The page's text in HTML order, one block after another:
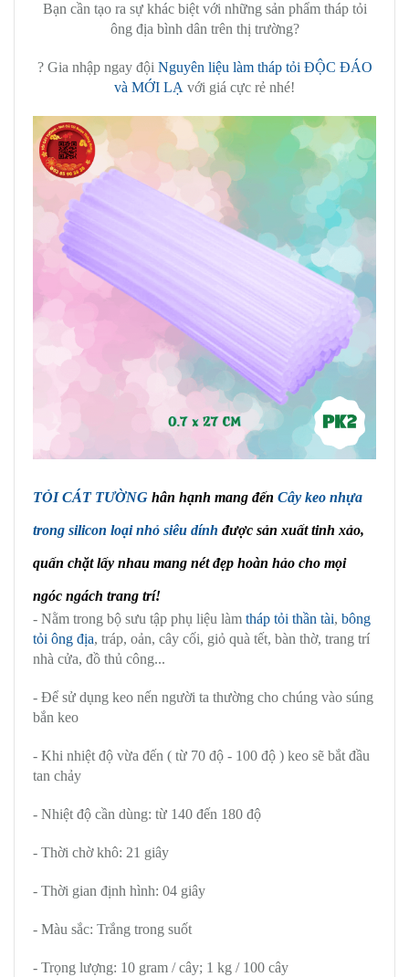
Bạn cần tạo ra sự khác biệt với những sản phẩm tháp tỏi
ông địa bình dân trên thị trường?
? Gia nhập ngay đội Nguyên liệu làm tháp tỏi ĐỘC ĐÁO
và MỚI LẠ với giá cực rẻ nhé!
TỎI CÁT TƯỜNG hân hạnh mang đến Cây keo nhựa
trong silicon loại nhỏ siêu dính được sản xuất tinh xảo,
quấn chặt lấy nhau mang nét đẹp hoàn hảo cho mọi
ngóc ngách trang trí!
- Nằm trong bộ sưu tập phụ liệu làm tháp tỏi thần tài, bông
tỏi ông địa, tráp, oản, cây cối, giỏ quà tết, bàn thờ, trang trí
nhà cửa, đồ thủ công...
- Để sử dụng keo nến người ta thường cho chúng vào súng
bắn keo
- Khi nhiệt độ vừa đến ( từ 70 độ - 100 độ ) keo sẽ bắt đầu
tan chảy
- Nhiệt độ cần dùng: từ 140 đến 180 độ
- Thời chờ khô: 21 giây
- Thời gian định hình: 04 giây
- Màu sắc: Trắng trong suốt
- Trọng lượng: 10 gram / cây; 1 kg / 100 cây